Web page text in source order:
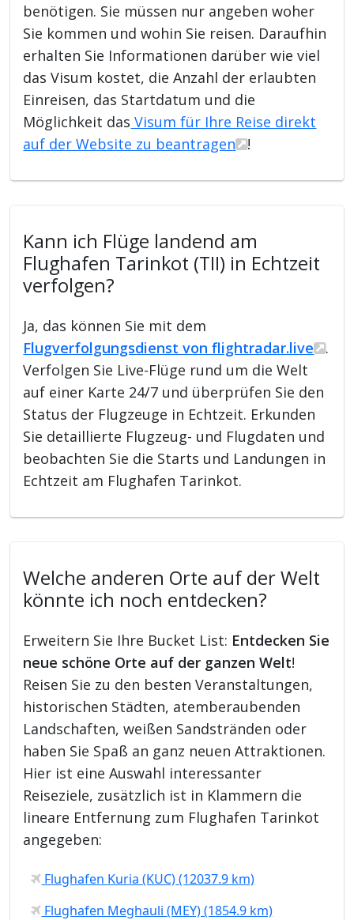
benötigen. Sie müssen nur angeben woher
Sie kommen und wohin Sie reisen. Daraufhin
erhalten Sie Informationen darüber wie viel
das Visum kostet, die Anzahl der erlaubten
Einreisen, das Startdatum und die
Möglichkeit das Visum für Ihre Reise direkt
auf der Website zu beantragen
!
Kann ich Flüge landend am
Flughafen Tarinkot (TII) in Echtzeit
verfolgen?
Ja, das können Sie mit dem
Flugverfolgungsdienst von flightradar.live
.
Verfolgen Sie Live-Flüge rund um die Welt
auf einer Karte 24/7 und überprüfen Sie den
Status der Flugzeuge in Echtzeit. Erkunden
Sie detaillierte Flugzeug- und Flugdaten und
beobachten Sie die Starts und Landungen in
Echtzeit am Flughafen Tarinkot.
Welche anderen Orte auf der Welt
könnte ich noch entdecken?
Erweitern Sie Ihre Bucket List: Entdecken Sie
neue schöne Orte auf der ganzen Welt!
Reisen Sie zu den besten Veranstaltungen,
historischen Städten, atemberaubenden
Landschaften, weißen Sandstränden oder
haben Sie Spaß an ganz neuen Attraktionen.
Hier ist eine Auswahl interessanter
Reiseziele, zusätzlich ist in Klammern die
lineare Entfernung zum Flughafen Tarinkot
angegeben:
Flughafen Kuria (KUC) (12037.9 km)
Flughafen Meghauli (MEY) (1854.9 km)